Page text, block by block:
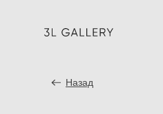
Назад